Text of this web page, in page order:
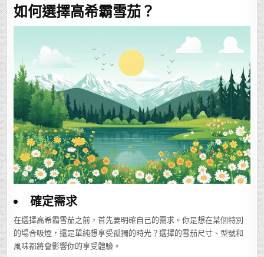
如何選擇高希霸雪茄？
確定需求
在選擇高希霸雪茄之前，首先要明確自己的需求。你是想在某個特別
的場合吸煙，還是單純想享受孤獨的時光？選擇的雪茄尺寸、型號和
風味都將會影響你的享受體驗。